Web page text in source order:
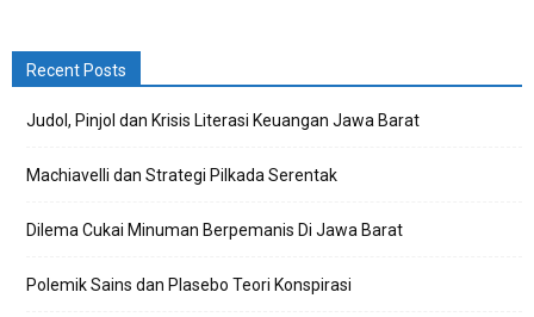
Recent Posts
Judol, Pinjol dan Krisis Literasi Keuangan Jawa Barat
Machiavelli dan Strategi Pilkada Serentak
Dilema Cukai Minuman Berpemanis Di Jawa Barat
Polemik Sains dan Plasebo Teori Konspirasi